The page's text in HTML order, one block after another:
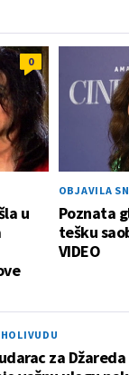
0
u
OBJAVILA
Poznata
tešku
VIDEO
za